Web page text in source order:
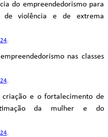
do empreendedorismo para
de violência e de extrema
.
nas classes
.
e o fortalecimento de
da mulher e do
.